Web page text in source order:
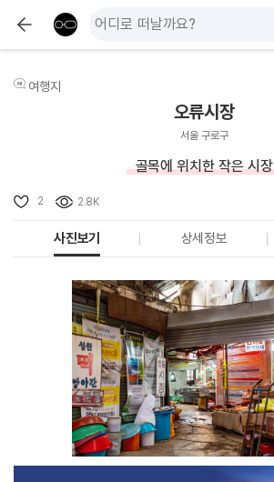
여행지
오류시장
서울 구로구
골목에 위치한 작은 시장
2 2.8K
사진보기 상세정보